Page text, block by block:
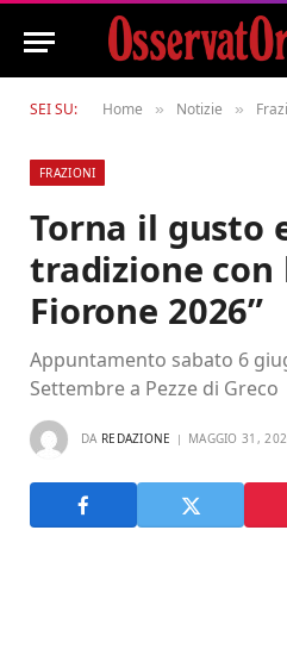
SEI SU: Home » Notizie »
FRAZIONI
Torna il gusto
tradizione con
Fiorone 2026”
Appuntamento sabato 6
Settembre a Pezze di Greco
DA REDAZIONE MAGGIO 31,